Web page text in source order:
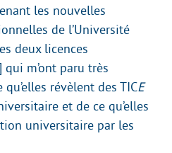
les nouvelles
de l’Université
deux licences
qui m’ont paru très
révèlent des TICE
et de ce qu’elles
universitaire par les